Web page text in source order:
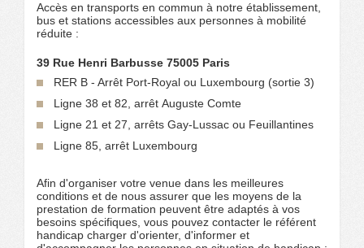
Accès en transports en commun à notre établissement,
bus et stations accessibles aux personnes à mobilité
réduite :
39 Rue Henri Barbusse 75005 Paris
RER B - Arrêt Port-Royal ou Luxembourg (sortie 3)
Ligne 38 et 82, arrêt Auguste Comte
Ligne 21 et 27, arrêts Gay-Lussac ou Feuillantines
Ligne 85, arrêt Luxembourg
Afin d'organiser votre venue dans les meilleures
conditions et de nous assurer que les moyens de la
prestation de formation peuvent être adaptés à vos
besoins spécifiques, vous pouvez contacter le référent
handicap charger d'orienter, d'informer et